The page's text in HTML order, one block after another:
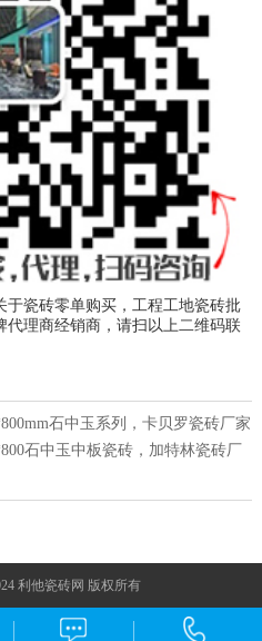
瓷砖零单购买，工程工地瓷砖批
理商经销商，请扫以上二维码联
石中玉系列，卡贝罗瓷砖厂家
石中玉中板瓷砖，加特林瓷砖厂
利他瓷砖网 版权所有